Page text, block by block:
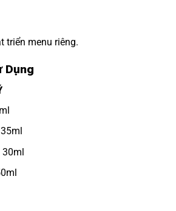
triển menu riêng.
Dụng
30ml